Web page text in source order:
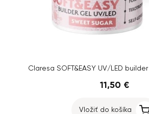
11,50 €
Vložiť do košíka